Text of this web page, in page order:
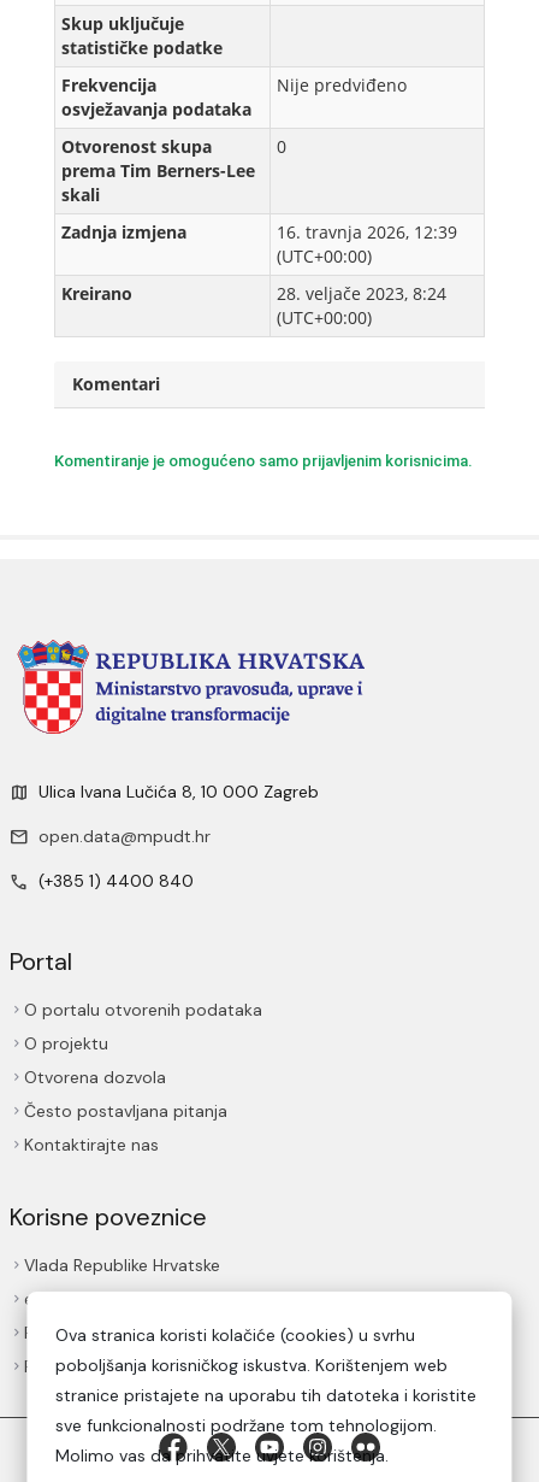
Skup uključuje
statističke podatke
Frekvencija
osvježavanja podataka
Nije predviđeno
Otvorenost skupa
prema Tim Berners-Lee
skali
0
Zadnja izmjena
16. travnja 2026, 12:39
(UTC+00:00)
Kreirаno
28. veljače 2023, 8:24
(UTC+00:00)
Komentari